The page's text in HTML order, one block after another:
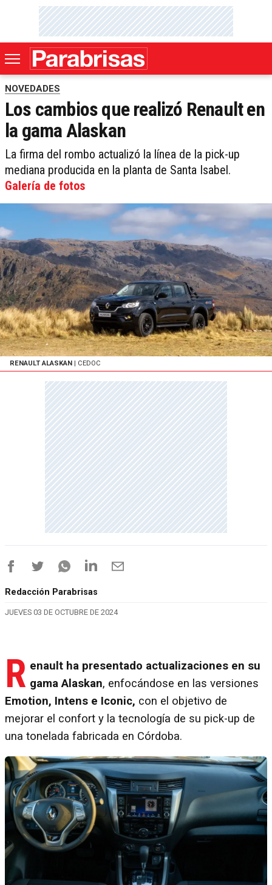
NOVEDADES
Los cambios que realizó Renault en
la gama Alaskan
La firma del rombo actualizó la línea de la pick-up
mediana producida en la planta de Santa Isabel.
Galería de fotos
RENAULT ALASKAN | CEDOC
Redacción Parabrisas
JUEVES 03 DE OCTUBRE DE 2024
R enault ha presentado actualizaciones en su
gama Alaskan, enfocándose en las versiones
Emotion, Intens e Iconic, con el objetivo de
mejorar el confort y la tecnología de su pick-up de
una tonelada fabricada en Córdoba.